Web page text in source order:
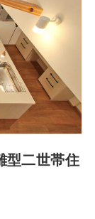
型二世帯住